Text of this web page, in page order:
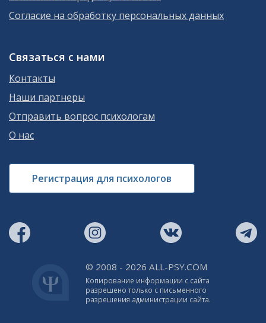
Согласие на обработку персональных данных
Связаться с нами
Контакты
Наши партнеры
Отправить вопрос психологам
О нас
Регистрация для психологов
© 2008 - 2026 ALL-PSY.COM
Копирование информации с сайта
разрешено только с письменного
разрешения администрации сайта.